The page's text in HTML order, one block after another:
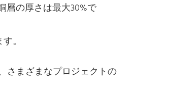
層の厚さは最大30%で
。
さまざまなプロジェクトの